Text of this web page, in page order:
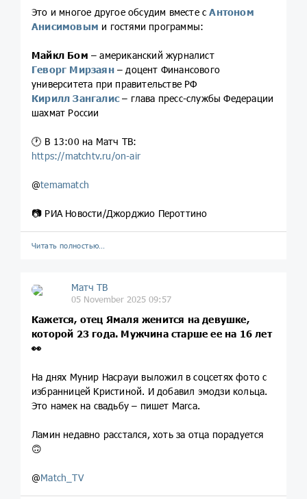
Это и многое другое обсудим вместе сАнтоном
Анисимовым и гостями программы:
Майкл Бом – американский журналист
Геворг Мирзаян – доцент Финансового
университета при правительстве РФ
Кирилл Зангалис– глава пресс-службы Федерации
шахмат России
🕐 В 13:00 на Матч ТВ:
https://matchtv.ru/on-air
@temamatch
📷 РИА Новости/Джорджио Пероттино
Читать полностью…
Матч ТВ
05 November 2025 09:57
Кажется, отец Ямаля женится на девушке,
которой 23 года. Мужчина старше ее на 16 лет
👀
На днях Мунир Насрауи выложил в соцсетях фото с
избранницей Кристиной. И добавил эмодзи кольца.
Это намек на свадьбу – пишет Marca.
Ламин недавно расстался, хоть за отца порадуется
🙃
@Match_TV